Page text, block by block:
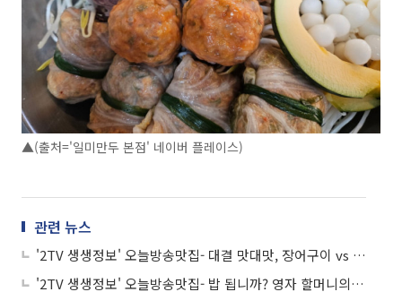
▲(출처='일미만두 본점' 네이버 플레이스)
관련 뉴스
'2TV 생생정보' 오늘방송맛집- 대결 맛대맛, 장어구이 vs 장어탕 맛집 '시○○'
'2TV 생생정보' 오늘방송맛집- 밥 됩니까? 영자 할머니의 도토리묵 맛집 '할○○'